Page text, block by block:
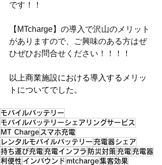
です！！
【MTcharge】の導入で沢山のメリット
がありますので、ご興味のある方はぜ
ひぜひお問合せください！！！！
以上商業施設における導入するメリッ
トについてでした。
モバイルバッテリー
モバイルバッテリーシェアリングサービス
MT Charge スマホ充電
レンタルモバイルバッテリー 充電器シェア
持ち運び充電 充電インフラ 防災対策 充電 充電器
利便性 インバウンド mtcharge集客効果